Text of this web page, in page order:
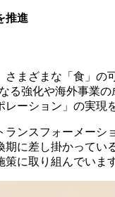
推進
まざまな「食」
る強化や海外事業
ーション」の実現
ンスフォーメー
に差し掛かって
に取り組んでいま